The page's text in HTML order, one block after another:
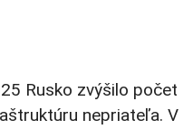
Rusko zvýšilo počet
nepriateľa. V